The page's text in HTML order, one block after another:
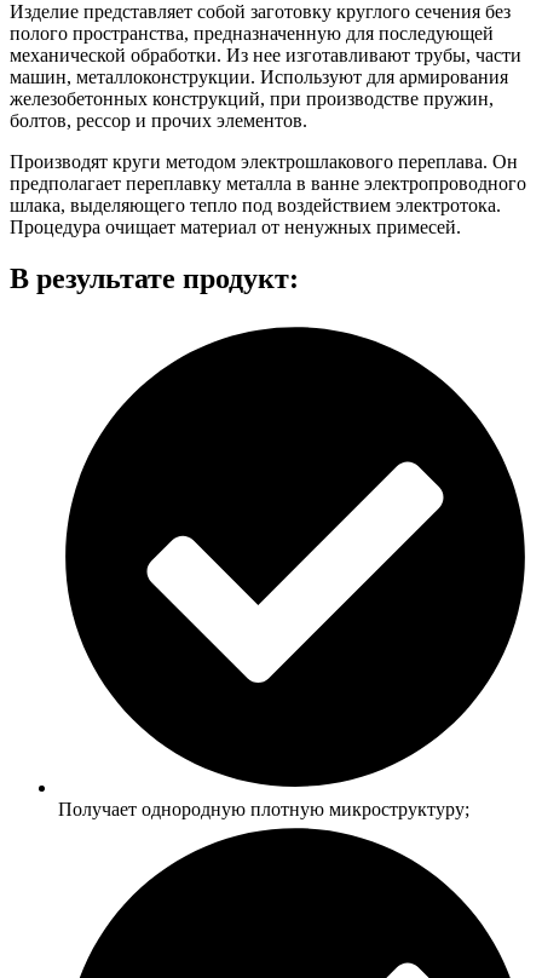
Изделие представляет собой заготовку круглого сечения без
полого пространства, предназначенную для последующей
механической обработки. Из нее изготавливают трубы, части
машин, металлоконструкции. Используют для армирования
железобетонных конструкций, при производстве пружин,
болтов, рессор и прочих элементов.
Производят круги методом электрошлакового переплава. Он
предполагает переплавку металла в ванне электропроводного
шлака, выделяющего тепло под воздействием электротока.
Процедура очищает материал от ненужных примесей.
В результате продукт:
Получает однородную плотную микроструктуру;